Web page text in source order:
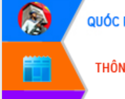
Lấy ý kiến điều chỉnh Quy hoạch tỉnh
Đắk Lắk thời kỳ 2021-2030, tầm nhìn
đến năm 2050
Phát động chiến dịch 30 ngày đêm
giải phóng mặt bằng Tuyến đường bộ
ven biển
Đắk Lắk nỗ lực thúc đẩy tăng trưởng
kinh tế từ 10% trở lên trong Quý
II/2026